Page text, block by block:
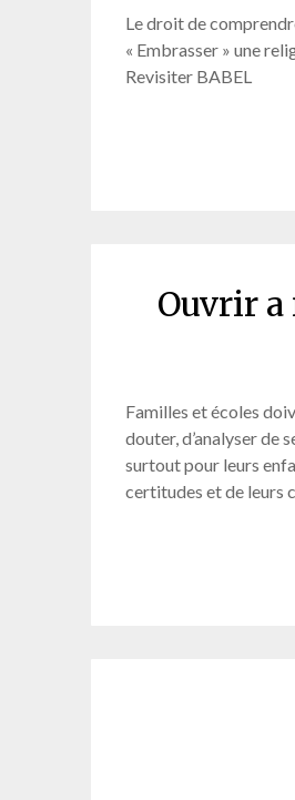
Le droit de
« Embrasser » une
Revisiter BABEL
Ouvrir
Familles et écoles
douter, d’analyser de
surtout pour leurs
certitudes et de leurs